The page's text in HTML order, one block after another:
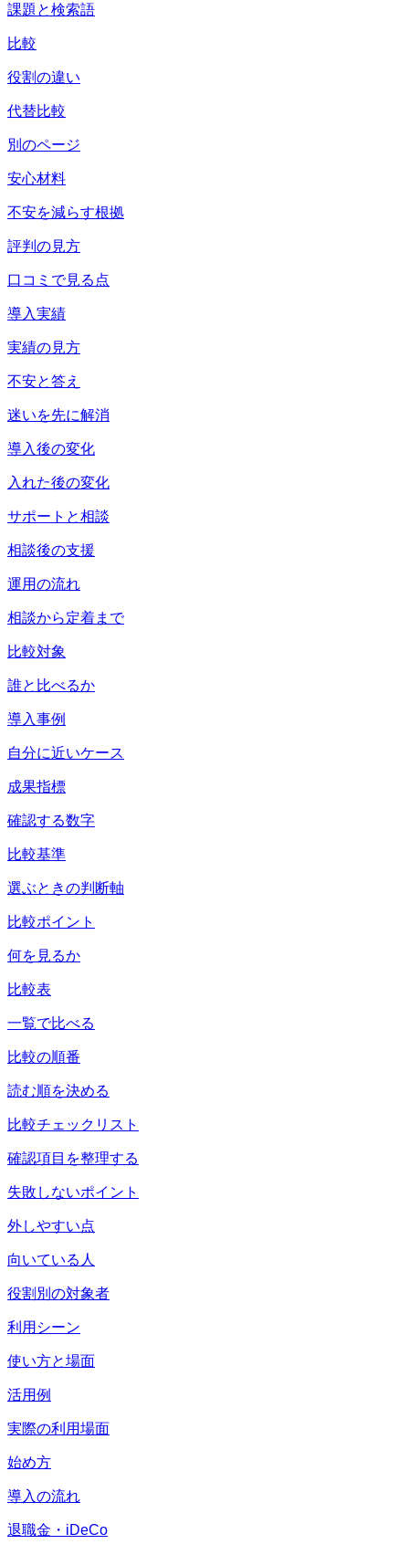
課題と検索語
比較
役割の違い
代替比較
別のページ
安心材料
不安を減らす根拠
評判の見方
口コミで見る点
導入実績
実績の見方
不安と答え
迷いを先に解消
導入後の変化
入れた後の変化
サポートと相談
相談後の支援
運用の流れ
相談から定着まで
比較対象
誰と比べるか
導入事例
自分に近いケース
成果指標
確認する数字
比較基準
選ぶときの判断軸
比較ポイント
何を見るか
比較表
一覧で比べる
比較の順番
読む順を決める
比較チェックリスト
確認項目を整理する
失敗しないポイント
外しやすい点
向いている人
役割別の対象者
利用シーン
使い方と場面
活用例
実際の利用場面
始め方
導入の流れ
退職金・iDeCo